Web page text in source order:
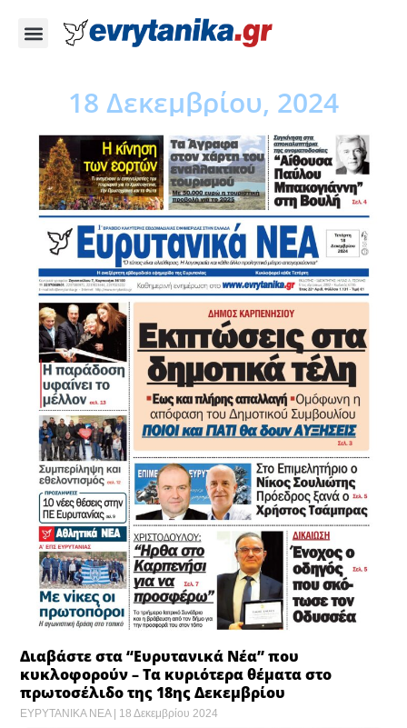
18 Δεκεμβρίου, 2024
Διαβάστε στα “Ευρυτανικά Νέα” που
κυκλοφορούν – Τα κυριότερα θέματα στο
πρωτοσέλιδο της 18ης Δεκεμβρίου
ΕΥΡΥΤΑΝΙΚΑ ΝΕΑ 18 Δεκεμβρίου 2024